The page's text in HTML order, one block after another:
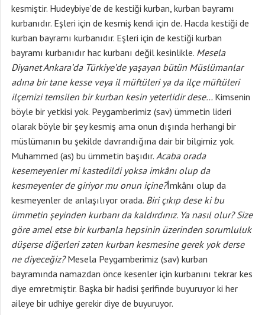
kesmiştir. Hudeybiye’de de kestiği kurban, kurban bayramı
kurbanıdır. Eşleri için de kesmiş kendi için de. Hacda kestiği de
kurban bayramı kurbanıdır. Eşleri için de kestiği kurban
bayramı kurbanıdır hac kurbanı değil kesinlikle. Mesela
Diyanet Ankara’da Türkiye’de yaşayan bütün Müslümanlar
adına bir tane kesse veya il müftüleri ya da ilçe müftüleri
ilçemizi temsilen bir kurban kesin yeterlidir dese… Kimsenin
böyle bir yetkisi yok. Peygamberimiz (sav) ümmetin lideri
olarak böyle bir şey kesmiş ama onun dışında herhangi bir
müslümanın bu şekilde davrandığına dair bir bilgimiz yok.
Muhammed (as) bu ümmetin başıdır. Acaba orada
kesemeyenler mi kastedildi yoksa imkânı olup da
kesmeyenler de giriyor mu onun içine?İmkânı olup da
kesmeyenler de anlaşılıyor orada. Biri çıkıp dese ki bu
ümmetin şeyinden kurbanı da kaldırdınız. Ya nasıl olur? Size
göre amel etse bir kurbanla hepsinin üzerinden sorumluluk
düşerse diğerleri zaten kurban kesmesine gerek yok derse
ne diyeceğiz?Mesela Peygamberimiz (sav) kurban
bayramında namazdan önce kesenler için kurbanını tekrar kes
diye emretmiştir. Başka bir hadisi şerifinde buyuruyor ki her
aileye bir udhiye gerekir diye de buyuruyor.